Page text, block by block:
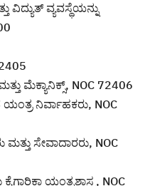
ವಿದ್ಯುತ್ ವ್ಯವಸ್ಥೆಯನ್ನು
ಮೆಕ್ಯಾನಿಕ್ಸ್, NOC 72406
ನಿರ್ವಾಹಕರು, NOC
ಮತ್ತು ಸೇವಾದಾರರು, NOC
ಯಂತ್ರಶಾಸ್ತ್ರ, NOC